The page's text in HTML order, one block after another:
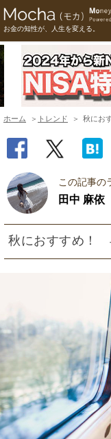
お金の知性が、人生を変える。
ホーム トレンド 秋にお
この記事の
田中 麻依
秋におすすめ！